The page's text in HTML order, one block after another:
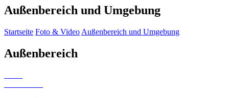
Außenbereich und Umgebung
Startseite Foto & Video Außenbereich und Umgebung
Außenbereich